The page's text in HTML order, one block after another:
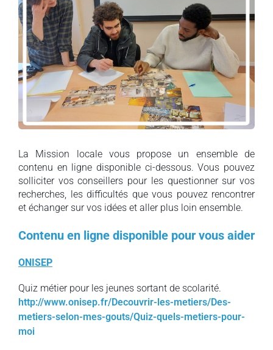
La Mission locale vous propose un ensemble de
contenu en ligne disponible ci-dessous. Vous pouvez
solliciter vos conseillers pour les questionner sur vos
recherches, les difficultés que vous pouvez rencontrer
et échanger sur vos idées et aller plus loin ensemble.
Contenu en ligne disponible pour vous aider
ONISEP
Quiz métier pour les jeunes sortant de scolarité.
http://www.onisep.fr/Decouvrir-les-metiers/Des-
metiers-selon-mes-gouts/Quiz-quels-metiers-pour-
moi